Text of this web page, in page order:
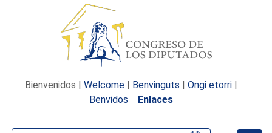
Bienvenidos | Welcome | Benvinguts | Ongi etorri |
Benvidos
Enlaces